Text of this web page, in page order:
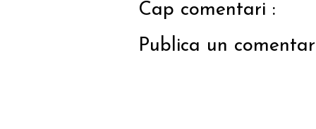
Cap comentari :
Publica un